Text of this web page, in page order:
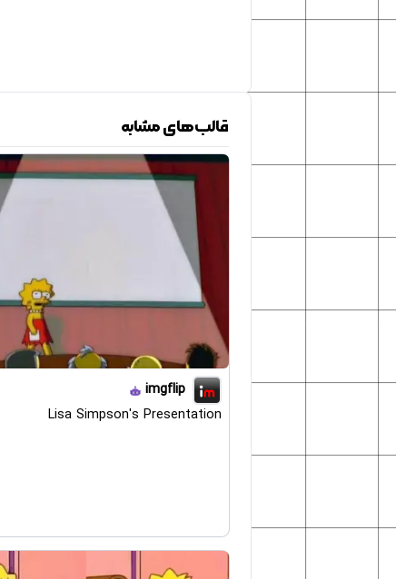
قالب‌های مشابه
imgflip
Lisa Simpson's Presentation